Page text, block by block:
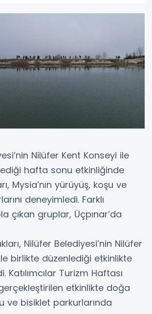
Nilüfer Kent Konseyi ile
hafta sonu etkinliğinde
Mysia’nın yürüyüş, koşu ve
deneyimledi. Farklı
çıkan gruplar, Üçpınar’da
Nilüfer Belediyesi’nin Nilüfer
birlikte düzenlediği etkinlikte
Katılımcılar Turizm Haftası
etkinlikte doğa
ve bisiklet parkurlarında